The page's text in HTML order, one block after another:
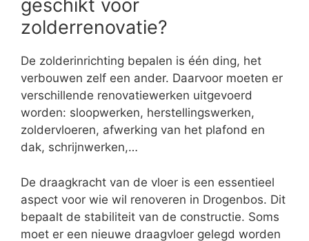
geschikt voor
zolderrenovatie?
De zolderinrichting bepalen is één ding, het
verbouwen zelf een ander. Daarvoor moeten er
verschillende renovatiewerken uitgevoerd
worden: sloopwerken, herstellingswerken,
zoldervloeren, afwerking van het plafond en
dak, schrijnwerken,…
De draagkracht van de vloer is een essentieel
aspect voor wie wil renoveren in Drogenbos. Dit
bepaalt de stabiliteit van de constructie. Soms
moet er een nieuwe draagvloer gelegd worden